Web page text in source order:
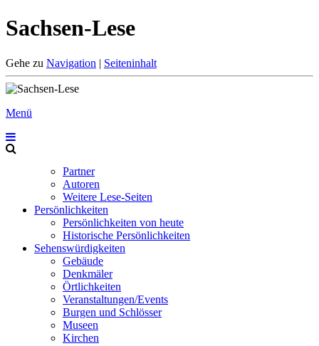
Sachsen-Lese
Gehe zu Navigation | Seiteninhalt
Menü
Partner
Autoren
Weitere Lese-Seiten
Persönlichkeiten
Persönlichkeiten von heute
Historische Persönlichkeiten
Sehenswürdigkeiten
Gebäude
Denkmäler
Örtlichkeiten
Veranstaltungen/Events
Burgen und Schlösser
Museen
Kirchen